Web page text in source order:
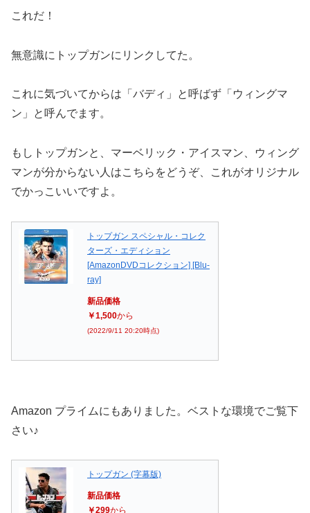
これだ！
無意識にトップガンにリンクしてた。
これに気づいてからは「バディ」と呼ばず「ウィングマ
ン」と呼んでます。
もしトップガンと、マーベリック・アイスマン、ウィング
マンが分からない人はこちらをどうぞ、これがオリジナル
でかっこいいですよ。
トップガン スペシャル・コレク
ターズ・エディション
[AmazonDVDコレクション] [Blu-
ray]
新品価格
￥1,500から
(2022/9/11 20:20時点)
Amazon プライムにもありました。ベストな環境でご覧下
さい♪
トップガン (字幕版)
新品価格
￥299から